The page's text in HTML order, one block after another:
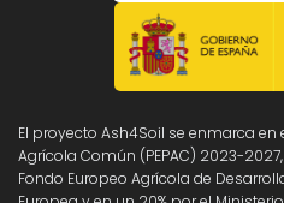
El proyecto Ash4Soil se enmarca en
Agrícola Común (PEPAC) 2023-
Fondo Europeo Agrícola de